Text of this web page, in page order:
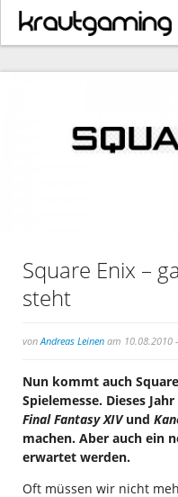
Square Enix –
steht
vonAndreas Leinen am 10.08.2010
Nun kommt auch
Spielemesse. Dieses
Final Fantasy XIVund
machen. Aber auch ein
erwartet werden.
Oft müssen wir nicht